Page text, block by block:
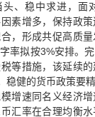
、稳中求进，面
素增多，保持政
，形成共促高质
率拟按3%安排。
等措施，该延续
稳健的货币政策要
增速同名义经济
汇率在合理均衡